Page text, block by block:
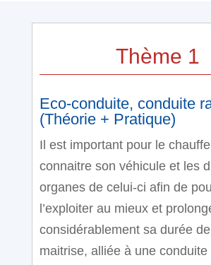
Thème 1
Eco-conduite, conduite
(Théorie + Pratique)
Il est important pour le
connaitre son véhicule et les
organes de celui-ci afin de
l’exploiter au mieux et
considérablement sa durée
maitrise, alliée à une conduite